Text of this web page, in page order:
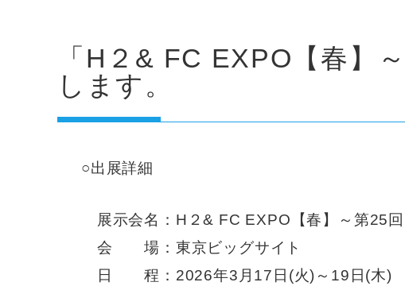
「H２& FC EXPO【春】
します。
○出展詳細
展示会名：H２& FC EXPO【春】～第25回
会 場：東京ビッグサイト
日 程：2026年3月17日(火)～19日(木)